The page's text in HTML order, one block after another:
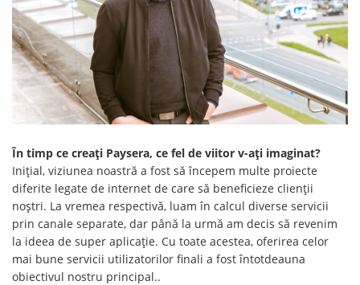
În timp ce creați Paysera, ce fel de viitor v-ați imaginat?
Inițial, viziunea noastră a fost să începem multe proiecte
diferite legate de internet de care să beneficieze clienții
noștri. La vremea respectivă, luam în calcul diverse servicii
prin canale separate, dar până la urmă am decis să revenim
la ideea de super aplicație. Cu toate acestea, oferirea celor
mai bune servicii utilizatorilor finali a fost întotdeauna
obiectivul nostru principal..